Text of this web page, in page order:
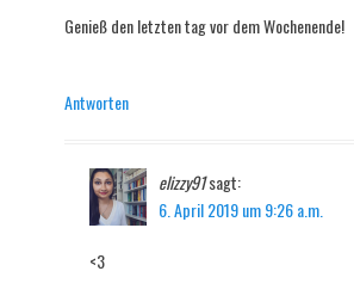
Genieß den letzten tag vor dem Wochenende!
Antworten
elizzy91sagt:
6. April 2019 um 9:26 a.m.
<3